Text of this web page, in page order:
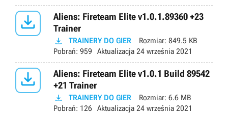

Aliens: Fireteam Elite v1.0.1.89360 +23
Trainer
 TRAINERY DO GIER Rozmiar: 849.5 KB
Pobrań: 959 Aktualizacja 24 września 2021

Aliens: Fireteam Elite v1.0.1 Build 89542
+21 Trainer
 TRAINERY DO GIER Rozmiar: 6.6 MB
Pobrań: 126 Aktualizacja 24 września 2021